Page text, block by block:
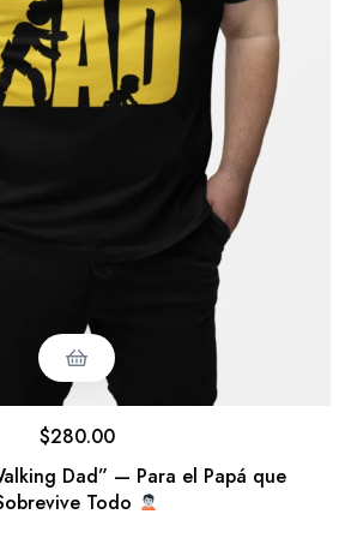
Dad” — Para el Papá que
Todo
$280.00